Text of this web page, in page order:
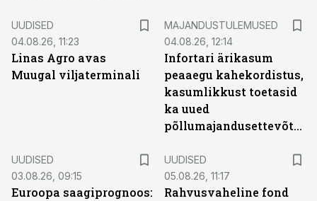
UUDISED
04.08.26, 11:23
Linas Agro avas
Muugal viljaterminali
MAJANDUSTULEMUSED
04.08.26, 12:14
Infortari ärikasum
peaaegu kahekordistus,
kasumlikkust toetasid
ka uued
põllumajandusettevõtted
UUDISED
03.08.26, 09:15
Euroopa saagiprognoos:
UUDISED
05.08.26, 11:17
Rahvusvaheline fond